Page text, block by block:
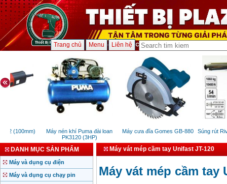
Trang chủ Menu Liên hệ
(100mm)
Máy nén khí Puma đài loan
PK3120 (3HP)
Máy cưa đĩa Gomes GB-880
Súng rút
DANH MỤC SẢN PHẨM
Máy và dụng cụ điện
Máy và dụng cụ chạy pin
Máy vát mép cầm tay Unifast JT-120
Máy vát mép cầm tay